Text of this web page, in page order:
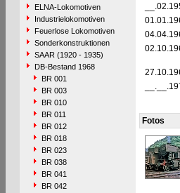
ELNA-Lokomotiven
Industrielokomotiven
Feuerlose Lokomotiven
Sonderkonstruktionen
SAAR (1920 - 1935)
DB-Bestand 1968
BR 001
BR 003
BR 010
BR 011
BR 012
BR 018
BR 023
BR 038
BR 041
BR 042
Fotos